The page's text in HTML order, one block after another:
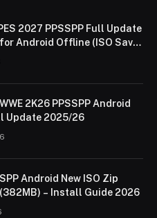
2027 PPSSPP Full Update
Android Offline (ISO Save
2K26 PPSSPP Android
Update 2025/26
Android New ISO Zip
– Install Guide 2026